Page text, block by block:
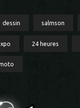
dessin salmson
24 heures